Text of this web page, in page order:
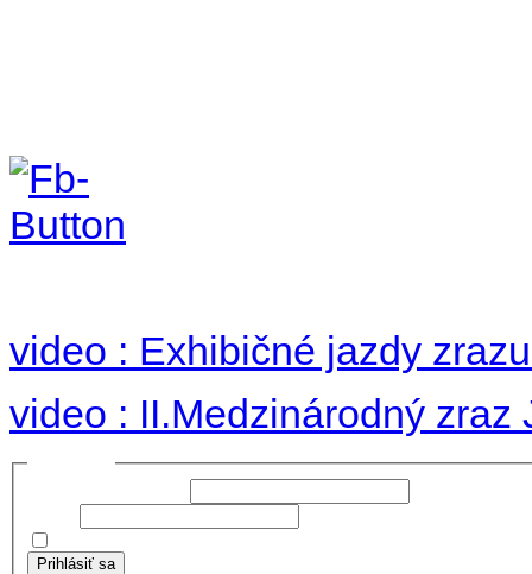
video : Exhibičné jazdy
video : II.Medzinárodný zraz
Prihlásiť sa